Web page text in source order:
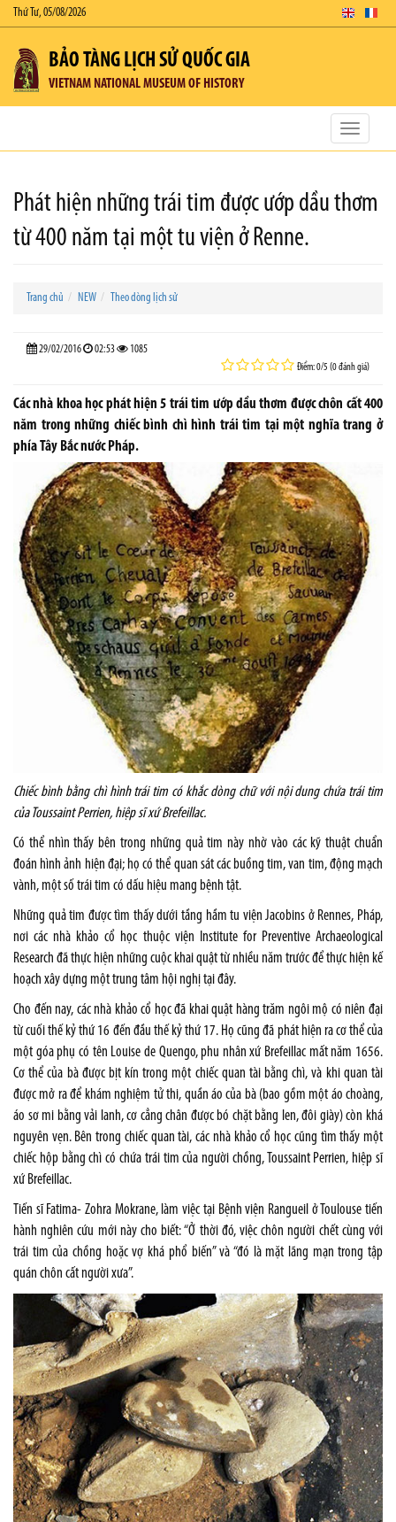
Thứ Tư, 05/08/2026
BẢO TÀNG LỊCH SỬ QUỐC GIA
VIETNAM NATIONAL MUSEUM OF HISTORY
Toggle
Phát hiện những trái tim được ướp dầu thơm
từ 400 năm tại một tu viện ở Renne.
Trang chủ NEW Theo dòng lịch sử
29/02/2016 02:53 1085
Điểm: 0/5 (0 đánh giá)
Các nhà khoa học phát hiện 5 trái tim ướp dầu thơm được chôn cất 400
năm trong những chiếc bình chì hình trái tim tại một nghĩa trang ở
phía Tây Bắc nước Pháp.
Chiếc bình bằng chì hình trái tim có khắc dòng chữ với nội dung chứa trái tim
của Toussaint Perrien, hiệp sĩ xứ Brefeillac.
Có thể nhìn thấy bên trong những quả tim này nhờ vào các kỹ thuật chuẩn
đoán hình ảnh hiện đại; họ có thể quan sát các buồng tim, van tim, động mạch
vành, một số trái tim có dấu hiệu mang bệnh tật.
Những quả tim được tìm thấy dưới tầng hầm tu viện Jacobins ở Rennes, Pháp,
nơi các nhà khảo cổ học thuộc viện Institute for Preventive Archaeological
Research đã thực hiện những cuộc khai quật từ nhiều năm trước để thực hiện kế
hoạch xây dựng một trung tâm hội nghị tại đây.
Cho đến nay, các nhà khảo cổ học đã khai quật hàng trăm ngôi mộ có niên đại
từ cuối thế kỷ thứ 16 đến đầu thế kỷ thứ 17. Họ cũng đã phát hiện ra cơ thể của
một góa phụ có tên Louise de Quengo, phu nhân xứ Brefeillac mất năm 1656.
Cơ thể của bà được bịt kín trong một chiếc quan tài bằng chì, và khi quan tài
được mở ra để khám nghiệm tử thi, quần áo của bà (bao gồm một áo choàng,
áo sơ mi bằng vải lanh, cơ cẳng chân được bó chặt bằng len, đôi giày) còn khá
nguyên vẹn. Bên trong chiếc quan tài, các nhà khảo cổ học cũng tìm thấy một
chiếc hộp bằng chì có chứa trái tim của người chồng, Toussaint Perrien, hiệp sĩ
xứ Brefeillac.
Tiến sĩ Fatima- Zohra Mokrane, làm việc tại Bệnh viện Rangueil ởToulouse tiến
hành nghiên cứu mới này cho biết: “Ở thời đó, việc chôn người chết cùng với
trái tim của chồng hoặc vợ khá phổ biến” và “đó là mặt lãng mạn trong tập
quán chôn cất người xưa”.